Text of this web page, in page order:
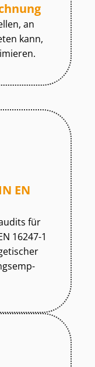
an
kann,
EN
für
16247-1